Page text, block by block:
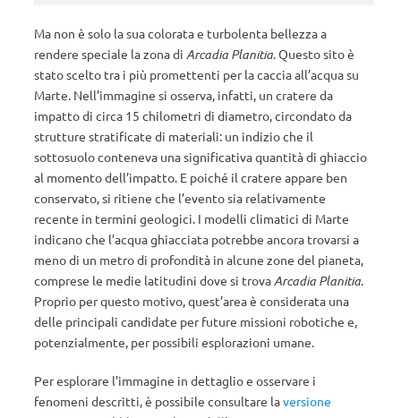
Ma non è solo la sua colorata e turbolenta bellezza a
rendere speciale la zona di Arcadia Planitia. Questo sito è
stato scelto tra i più promettenti per la caccia all’acqua su
Marte. Nell’immagine si osserva, infatti, un cratere da
impatto di circa 15 chilometri di diametro, circondato da
strutture stratificate di materiali: un indizio che il
sottosuolo conteneva una significativa quantità di ghiaccio
al momento dell’impatto. E poiché il cratere appare ben
conservato, si ritiene che l’evento sia relativamente
recente in termini geologici. I modelli climatici di Marte
indicano che l’acqua ghiacciata potrebbe ancora trovarsi a
meno di un metro di profondità in alcune zone del pianeta,
comprese le medie latitudini dove si trovaArcadia Planitia.
Proprio per questo motivo, quest’area è considerata una
delle principali candidate per future missioni robotiche e,
potenzialmente, per possibili esplorazioni umane.
Per esplorare l’immagine in dettaglio e osservare i
fenomeni descritti, è possibile consultare laversione